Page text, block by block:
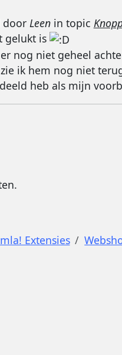
door Leenin topic
gelukt is
nog niet geheel
ik hem nog niet
heb als mijn
Extensies